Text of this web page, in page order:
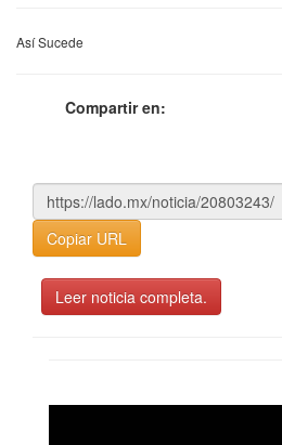
Así Sucede
Compartir en:
Copiar URL
Leer noticia completa.